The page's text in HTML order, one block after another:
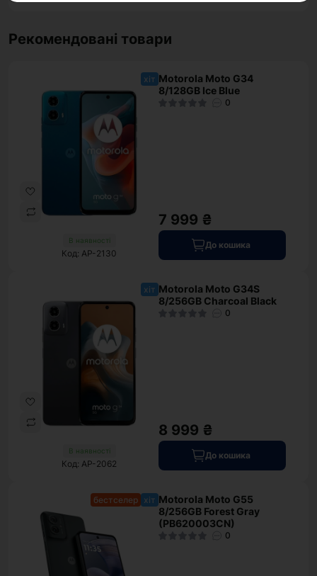
Рекомендовані товари
хіт
В наявності
Код: AP-2130
Motorola Moto G34
8/128GB Ice Blue
0
7 999 ₴
До кошика
хіт
В наявності
Код: AP-2062
Motorola Moto G34S
8/256GB Charcoal Black
0
8 999 ₴
До кошика
бестселер хіт Motorola Moto G55
8/256GB Forest Gray
(PB620003CN)
0